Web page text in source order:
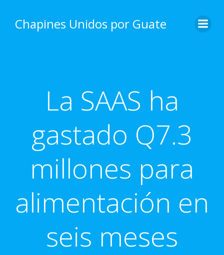
content
Chapines Unidos por Guate
La SAAS ha
gastado Q7.3
millones para
alimentación en
seis meses